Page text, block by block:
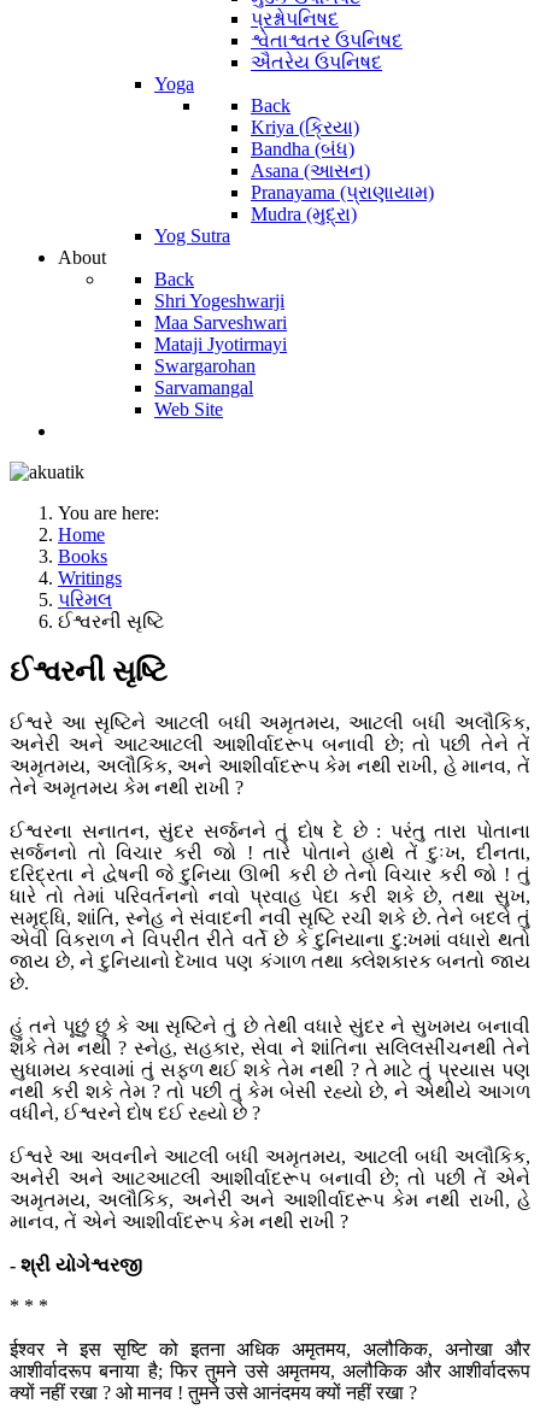
પ્રશ્નોપનિષદ
શ્વેતાશ્વતર ઉપનિષદ
ઐતરેય ઉપનિષદ
Yoga
Back
Kriya (ક્રિયા)
Bandha (બંધ)
Asana (આસન)
Pranayama (પ્રાણાયામ)
Mudra (મુદ્રા)
Yog Sutra
About
Back
Shri Yogeshwarji
Maa Sarveshwari
Mataji Jyotirmayi
Swargarohan
Sarvamangal
Web Site
You are here:
Home
Books
Writings
પરિમલ
ઈશ્વરની સૃષ્ટિ
ઈશ્વરની સૃષ્ટિ
ઈશ્વરે આ સૃષ્ટિને આટલી બધી અમૃતમય, આટલી બધી અલૌકિક,
અનેરી અને આટઆટલી આશીર્વાદરૂપ બનાવી છે; તો પછી તેને તેં
અમૃતમય, અલૌકિક, અને આશીર્વાદરૂપ કેમ નથી રાખી, હે માનવ, તેં
તેને અમૃતમય કેમ નથી રાખી ?
ઈશ્વરના સનાતન, સુંદર સર્જનને તું દોષ દે છે : પરંતુ તારા પોતાના
સર્જનનો તો વિચાર કરી જો ! તારે પોતાને હાથે તેં દુઃખ, દીનતા,
દરિદ્રતા ને દ્વેષની જે દુનિયા ઊભી કરી છે તેનો વિચાર કરી જો ! તું
ધારે તો તેમાં પરિવર્તનનો નવો પ્રવાહ પેદા કરી શકે છે, તથા સુખ,
સમૃદ્ધિ, શાંતિ, સ્નેહ ને સંવાદની નવી સૃષ્ટિ રચી શકે છે. તેને બદલે તું
એવી વિકરાળ ને વિપરીત રીતે વર્તે છે કે દુનિયાના દુ:ખમાં વધારો થતો
જાય છે, ને દુનિયાનો દેખાવ પણ કંગાળ તથા ક્લેશકારક બનતો જાય
છે.
હું તને પૂછું છું કે આ સૃષ્ટિને તું છે તેથી વધારે સુંદર ને સુખમય બનાવી
શકે તેમ નથી ? સ્નેહ, સહકાર, સેવા ને શાંતિના સલિલસીંચનથી તેને
સુધામય કરવામાં તું સફળ થઈ શકે તેમ નથી ? તે માટે તું પ્રયાસ પણ
નથી કરી શકે તેમ ? તો પછી તું કેમ બેસી રહ્યો છે, ને એથીયે આગળ
વધીને, ઈશ્વરને દોષ દઈ રહ્યો છે ?
ઈશ્વરે આ અવનીને આટલી બધી અમૃતમય, આટલી બધી અલૌકિક,
અનેરી અને આટઆટલી આશીર્વાદરૂપ બનાવી છે; તો પછી તેં એને
અમૃતમય, અલૌકિક, અનેરી અને આશીર્વાદરૂપ કેમ નથી રાખી, હે
માનવ, તેં એને આશીર્વાદરૂપ કેમ નથી રાખી ?
- શ્રી યોગેશ્વરજી
* * *
ईश्वर ने इस सृष्टि को इतना अधिक अमृतमय, अलौकिक, अनोखा और
आशीर्वादरूप बनाया है; फिर तुमने उसे अमृतमय, अलौकिक और आशीर्वादरूप
क्यों नहीं रखा ? ओ मानव ! तुमने उसे आनंदमय क्यों नहीं रखा ?